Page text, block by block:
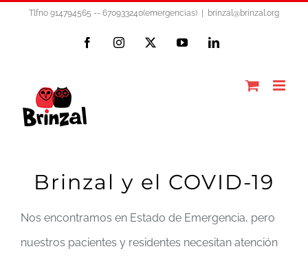
Tlfno 914794565 -- 670933240(emergencias) brinzal@brinzal.org
FacebookInstagram YouTubeLinkedIn
Brinzal y el COVID-19
Nos encontramos en Estado de Emergencia, pero
nuestros pacientes y residentes necesitan atención